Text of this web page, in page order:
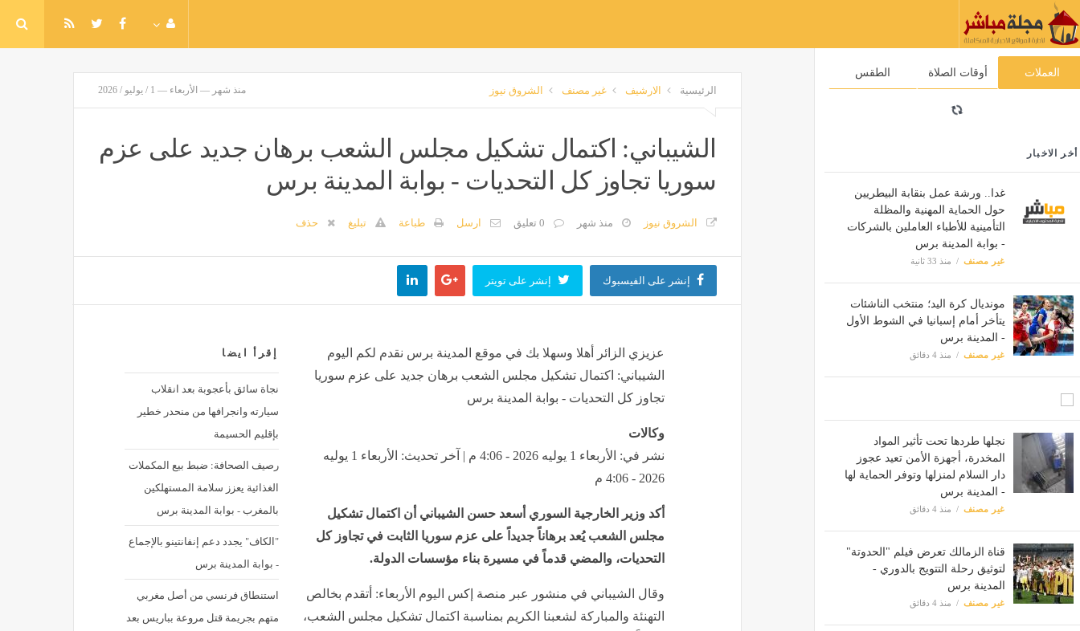
العملات أوقات الصلاة الطقس
أخر الاخبار
غدا.. ورشة عمل بنقابة البيطريين
حول الحماية المهنية والمظلة
التأمينية للأطباء العاملين بالشركات
- بوابة المدينة برس
غير مصنف منذ 33 ثانية
مونديال كرة اليد؛ منتخب الناشئات
يتأخر أمام إسبانيا في الشوط الأول
- المدينة برس
غير مصنف منذ 4 دقائق
نجلها طردها تحت تأثير المواد
المخدرة، أجهزة الأمن تعيد عجوز
دار السلام لمنزلها وتوفر الحماية لها
- المدينة برس
غير مصنف منذ 4 دقائق
قناة الزمالك تعرض فيلم "الحدوتة"
لتوثيق رحلة التتويج بالدوري -
المدينة برس
غير مصنف منذ 4 دقائق
الرئيسية الارشيف غير مصنف الشروق نيوز منذ شهر — الأربعاء — 1 / يوليو / 2026
الشيباني: اكتمال تشكيل مجلس الشعب برهان جديد على عزم
سوريا ‏تجاوز كل التحديات - بوابة المدينة برس
الشروق نيوز منذ شهر 0 تعليق ارسل طباعة تبليغ حذف
إنشر على الفيسبوك إنشر على تويتر
إقرأ ايضا
نجاة سائق بأعجوبة بعد انقلاب
سيارته وانجرافها من منحدر خطير
بإقليم الحسيمة
رصيف الصحافة: ضبط بيع المكملات
الغذائية يعزز سلامة المستهلكين
بالمغرب - بوابة المدينة برس
"الكاف" يجدد دعم إنفانتينو بالإجماع
- بوابة المدينة برس
استنطاق فرنسي من أصل مغربي
متهم بجريمة قتل مروعة بباريس بعد
عزيزي الزائر أهلا وسهلا بك في موقع المدينة برس نقدم لكم اليوم
الشيباني: اكتمال تشكيل مجلس الشعب برهان جديد على عزم سوريا
‏تجاوز كل التحديات - بوابة المدينة برس
وكالات
نشر في: الأربعاء 1 يوليه 2026 - 4:06 م | آخر تحديث: الأربعاء 1 يوليه
2026 - 4:06 م
أكد وزير الخارجية السوري أسعد حسن الشيباني أن اكتمال تشكيل
‏مجلس الشعب يُعد برهاناً جديداً على عزم سوريا الثابت في تجاوز ‏كل
التحديات، والمضي قدماً في مسيرة بناء مؤسسات الدولة.‏
وقال الشيباني في منشور عبر منصة إكس اليوم الأربعاء: ‏أتقدم بخالص
التهنئة والمباركة لشعبنا الكريم بمناسبة اكتمال تشكيل ‏مجلس الشعب،